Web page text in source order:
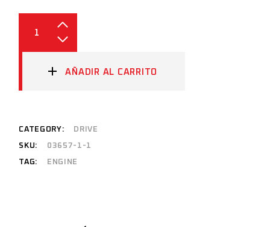
AÑADIR AL CARRITO
CATEGORY: DRIVE
SKU: 03657-1-1
TAG: ENGINE